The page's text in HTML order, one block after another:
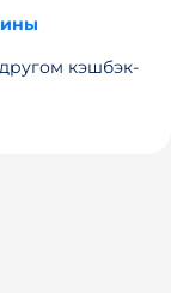
кэшбэк-